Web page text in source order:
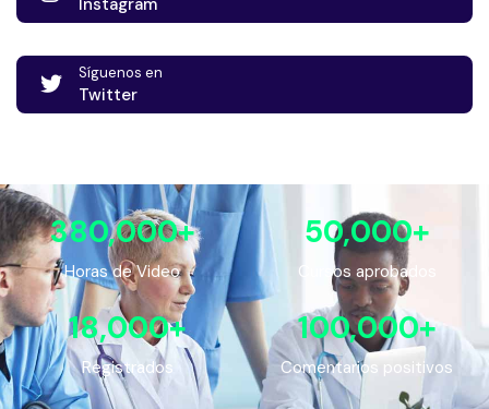
Síguenos en
Twitter
Horas de Video
380,000+
Cursos aprobados
50,000+
Registrados
18,000+
Comentarios positivos
100,000+